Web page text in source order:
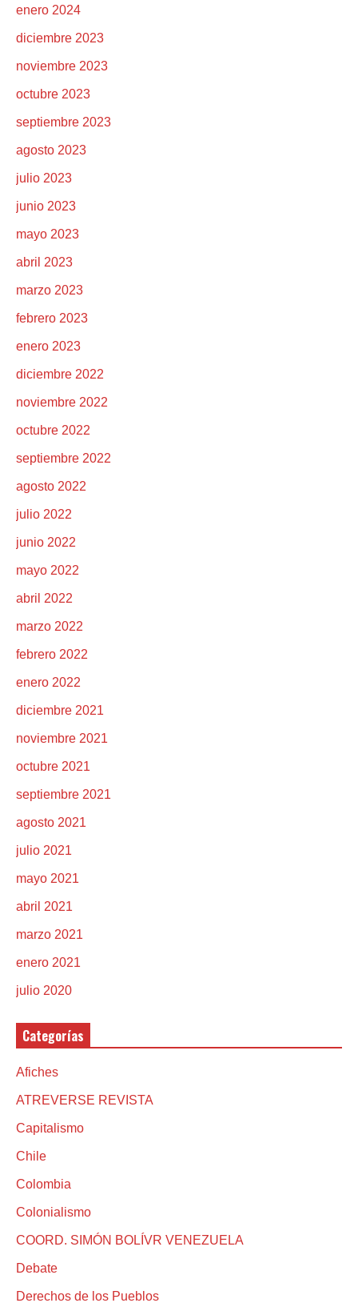
enero 2024
diciembre 2023
noviembre 2023
octubre 2023
septiembre 2023
agosto 2023
julio 2023
junio 2023
mayo 2023
abril 2023
marzo 2023
febrero 2023
enero 2023
diciembre 2022
noviembre 2022
octubre 2022
septiembre 2022
agosto 2022
julio 2022
junio 2022
mayo 2022
abril 2022
marzo 2022
febrero 2022
enero 2022
diciembre 2021
noviembre 2021
octubre 2021
septiembre 2021
agosto 2021
julio 2021
mayo 2021
abril 2021
marzo 2021
enero 2021
julio 2020
Categorías
Afiches
ATREVERSE REVISTA
Capitalismo
Chile
Colombia
Colonialismo
COORD. SIMÓN BOLÍVR VENEZUELA
Debate
Derechos de los Pueblos